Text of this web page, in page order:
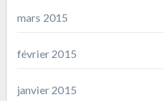
mars 2015
février 2015
janvier 2015